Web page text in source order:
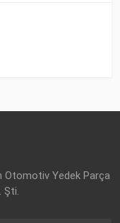
Otomotiv Yedek Parça
Şti.